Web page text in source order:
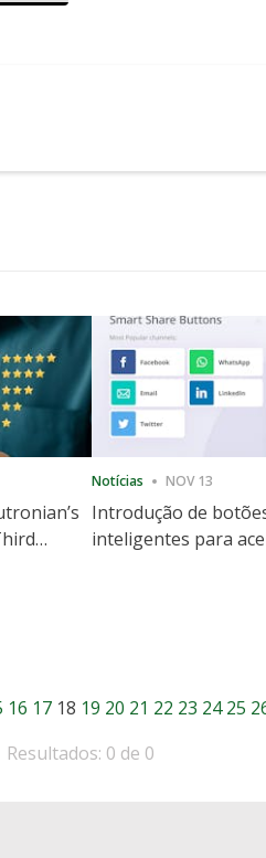
Notícias NOV 13
Introdução de
inteligentes para
16 17 18 19 20 21 22 23 24 25
Resultados: 0 de 0